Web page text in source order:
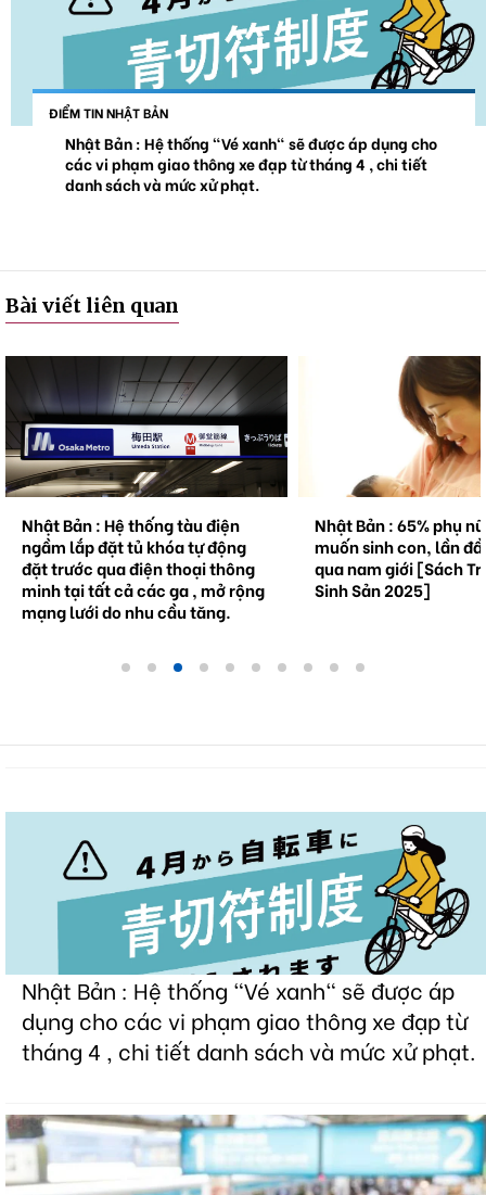
ĐIỂM TIN NHẬT BẢN
Nhật Bản : Hệ thống "Vé xanh" sẽ được áp dụng cho
các vi phạm giao thông xe đạp từ tháng 4 , chi tiết
danh sách và mức xử phạt.
Bài viết liên quan
Nhật Bản : Hệ thống tàu điện
ngầm lắp đặt tủ khóa tự động
đặt trước qua điện thoại thông
minh tại tất cả các ga , mở rộng
mạng lưới do nhu cầu tăng.
Nhật Bản : 65% phụ
muốn sinh con, lần
qua nam giới [Sách
Sinh Sản 2025]
Nhật Bản : Hệ thống "Vé xanh" sẽ được áp
dụng cho các vi phạm giao thông xe đạp từ
tháng 4 , chi tiết danh sách và mức xử phạt.